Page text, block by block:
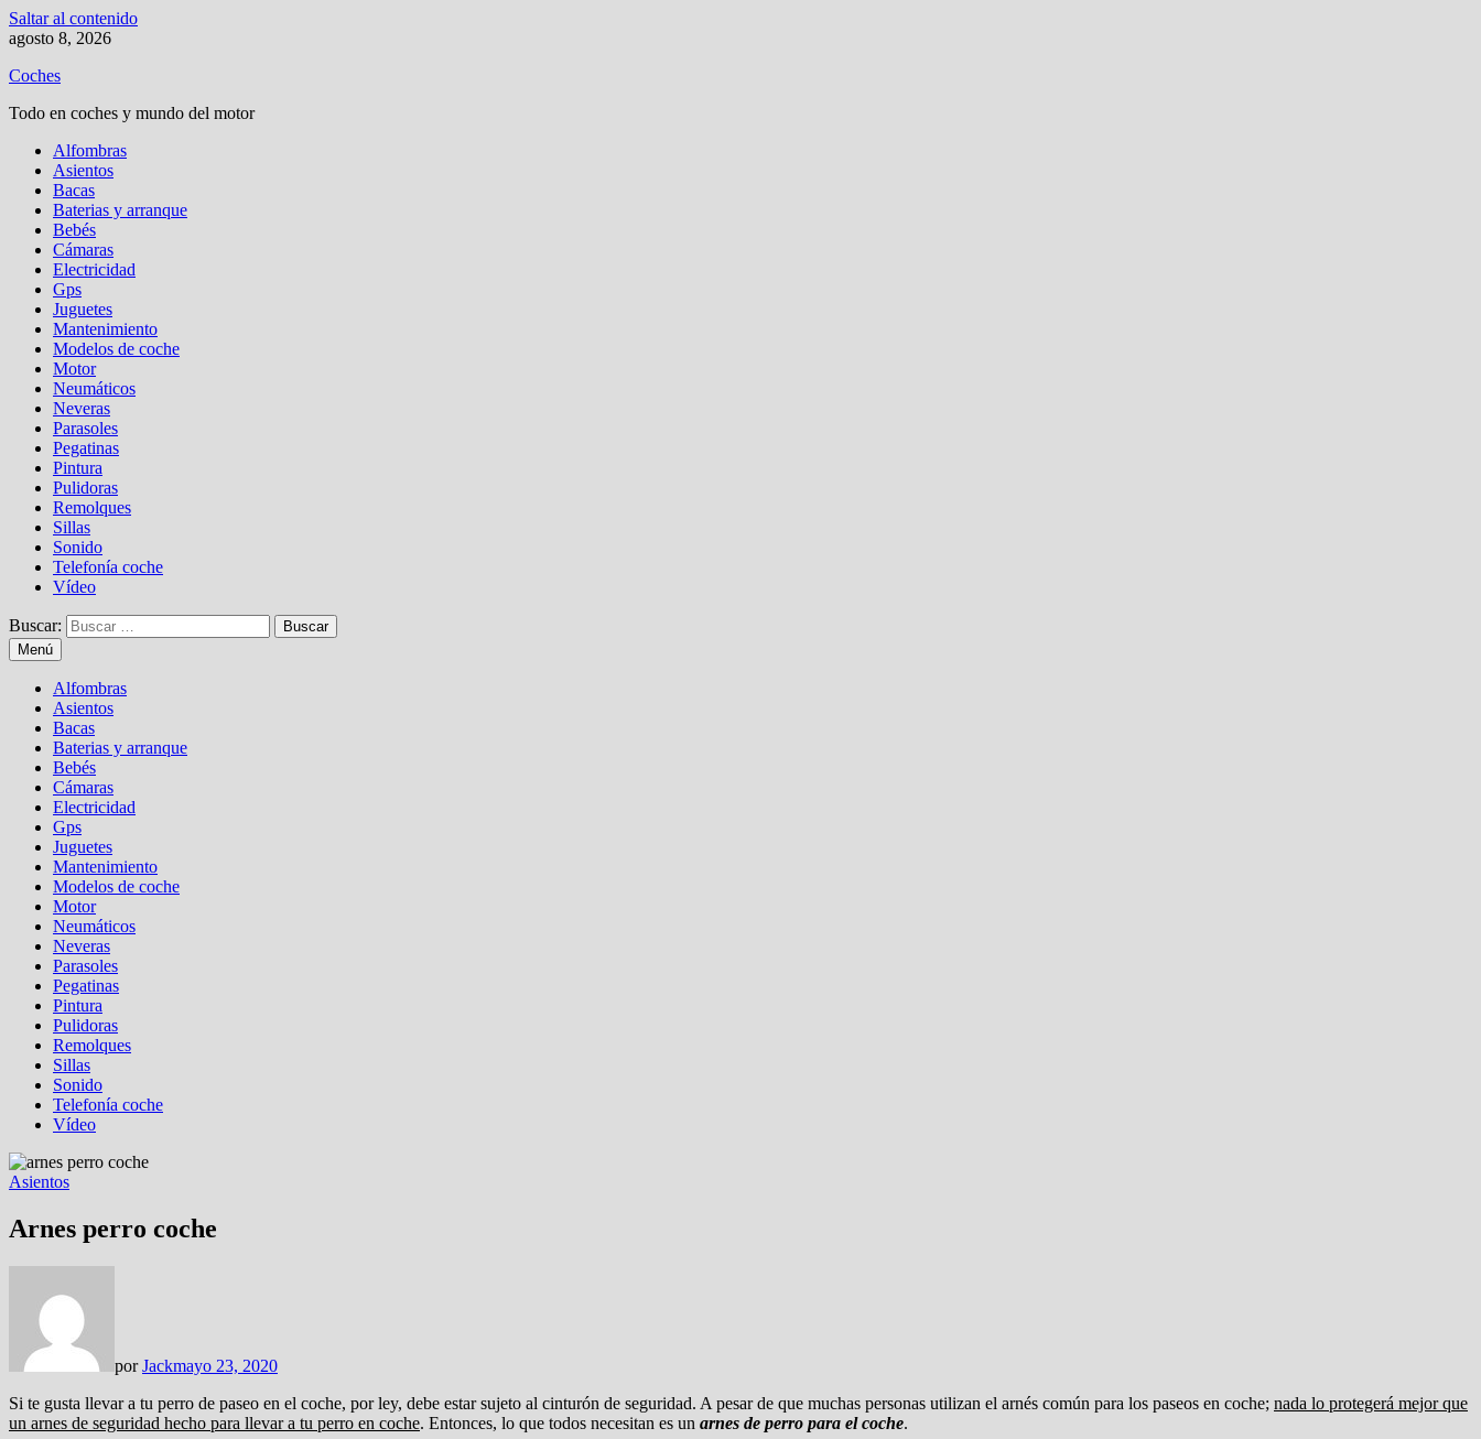
Saltar al contenido
agosto 8, 2026
Coches
Todo en coches y mundo del motor
Alfombras
Asientos
Bacas
Baterias y arranque
Bebés
Cámaras
Electricidad
Gps
Juguetes
Mantenimiento
Modelos de coche
Motor
Neumáticos
Neveras
Parasoles
Pegatinas
Pintura
Pulidoras
Remolques
Sillas
Sonido
Telefonía coche
Vídeo
Buscar:
Menú
Alfombras
Asientos
Bacas
Baterias y arranque
Bebés
Cámaras
Electricidad
Gps
Juguetes
Mantenimiento
Modelos de coche
Motor
Neumáticos
Neveras
Parasoles
Pegatinas
Pintura
Pulidoras
Remolques
Sillas
Sonido
Telefonía coche
Vídeo
Asientos
Arnes perro coche
porJackmayo 23, 2020
Si te gusta llevar a tu perro de paseo en el coche, por ley, debe estar sujeto al cinturón de seguridad. A pesar de que muchas personas utilizan el arnés común para los paseos en coche; nada lo protegerá mejor que
un arnes de seguridad hecho para llevar a tu perro en coche. Entonces, lo que todos necesitan es un arnes de perro para el coche.